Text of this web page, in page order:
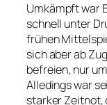
Umkämpft war
schnell unter
frühen
sich aber ab
befreien, nur
Alledings war
starker Zeitnot,